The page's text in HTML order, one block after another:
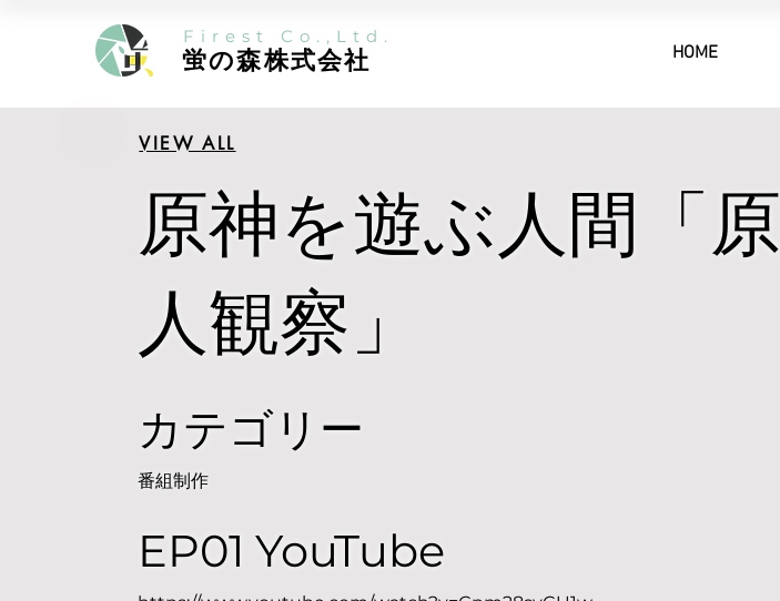
Firest Co.,Ltd.
蛍の森株式会社 HOME
原神を遊ぶ人間「原
人観察」
カテゴリー
番組制作
EP01 YouTube
VIEW ALL